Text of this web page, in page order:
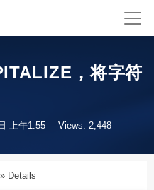
，将字符
上午1:55 Views: 2,448
» Details